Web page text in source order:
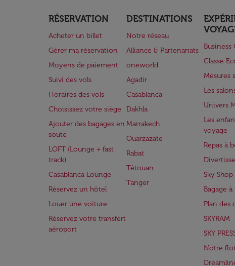
RÉSERVATION
Acheter un billet
Gérer ma réservation
Moyens de paiement
Suivi des vols
Horaires des vols
Choisissez votre siège
Ajouter des bagages en
soute
LOFT (Lounge + fast
track)
Casablanca Lounge
Réservez un hôtel
Louer une voiture
Réservez votre transfert
aéroport
DESTINATIONS
Notre réseau
Alliance & Partenariats
oneworld
Agadir
Casablanca
Dakhla
Marrakech
Ouarzazate
Rabat
Tétouan
Tanger
Business
Classe
Mesures
Les
Univers
Les
voyage
Repas à
Sky Shop
Bagage
Plan des
SKYRAM
SKY
Notre